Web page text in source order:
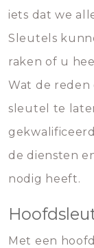
iets dat we
Sleutels
raken of u
Wat de reden
sleutel te
de diensten
nodig heeft.
Met een